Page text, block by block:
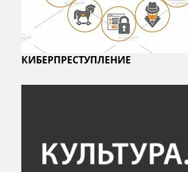
КИБЕРПРЕСТУПЛЕНИЕ